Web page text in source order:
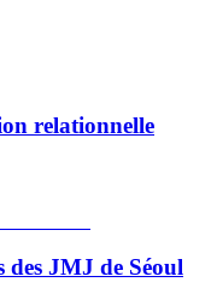
relationnelle
des JMJ de Séoul